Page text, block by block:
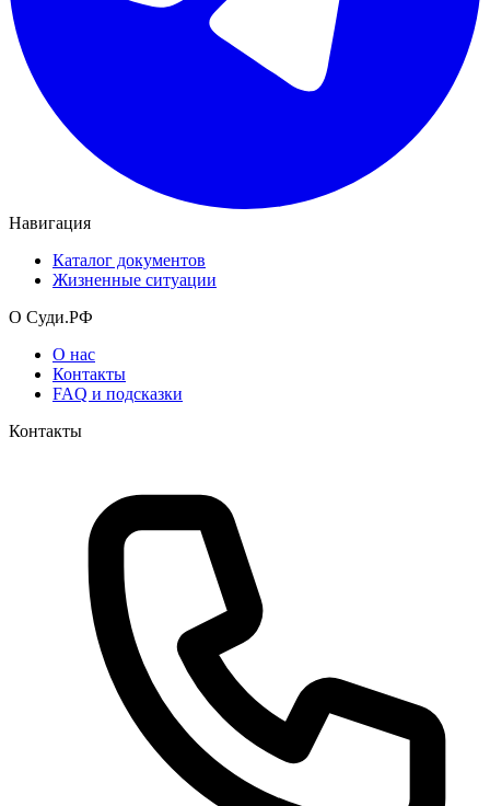
Навигация
Каталог документов
Жизненные ситуации
О Суди.РФ
О нас
Контакты
FAQ и подсказки
Контакты